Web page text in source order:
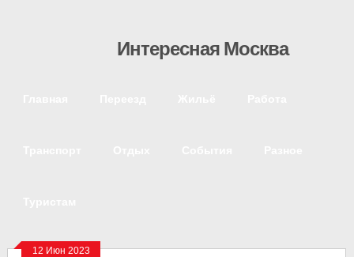
Интересная Москва
12 Июн 2023